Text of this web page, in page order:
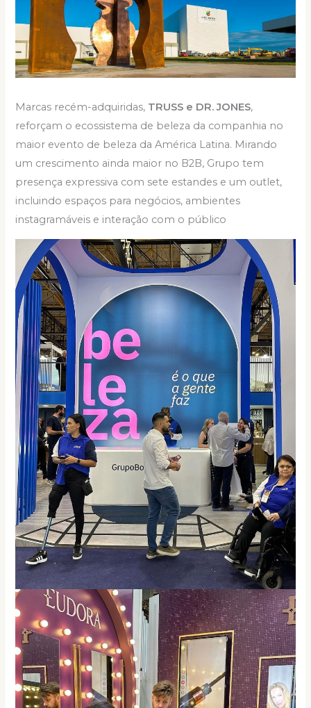
Marcas recém-adquiridas, TRUSS e DR. JONES,
reforçam o ecossistema de beleza da companhia no
maior evento de beleza da América Latina. Mirando
um crescimento ainda maior no B2B, Grupo tem
presença expressiva com sete estandes e um outlet,
incluindo espaços para negócios, ambientes
instagramáveis e interação com o público